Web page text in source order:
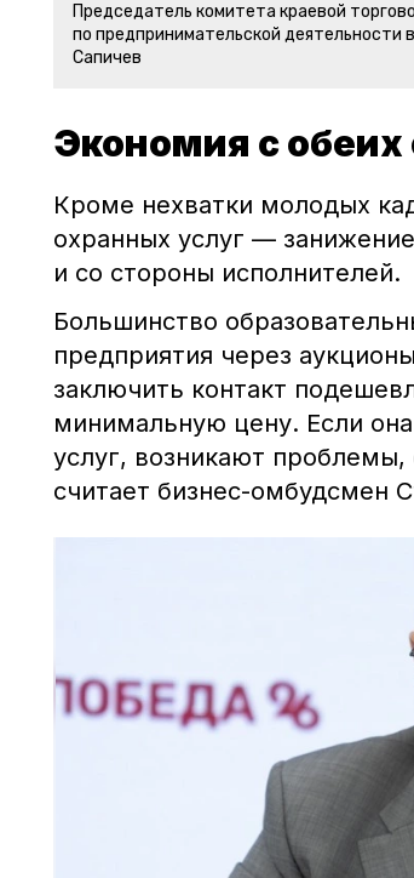
Председатель комитета краевой
по предпринимательской деятельности
Сапичев
Экономия с обеих
Кроме нехватки молодых
охранных услуг —
и со стороны исполнителей.
Большинство
предприятия через
заключить контакт
минимальную цену. Если
услуг, возникают
считает бизнес-омбудсмен